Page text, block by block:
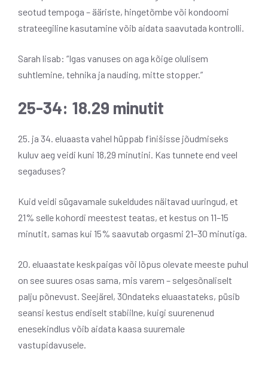
seotud tempoga – ääriste, hingetõmbe või kondoomi
strateegiline kasutamine võib aidata saavutada kontrolli.
Sarah lisab: “Igas vanuses on aga kõige olulisem
suhtlemine, tehnika ja nauding, mitte stopper.”
25-34: 18.29 minutit
25. ja 34. eluaasta vahel hüppab finišisse jõudmiseks
kuluv aeg veidi kuni 18,29 minutini. Kas tunnete end veel
segaduses?
Kuid veidi sügavamale sukeldudes näitavad uuringud, et
21% selle kohordi meestest teatas, et kestus on 11–15
minutit, samas kui 15% saavutab orgasmi 21–30 minutiga.
20. eluaastate keskpaigas või lõpus olevate meeste puhul
on see suures osas sama, mis varem – selgesõnaliselt
palju põnevust. Seejärel, 30ndateks eluaastateks, püsib
seansi kestus endiselt stabiilne, kuigi suurenenud
enesekindlus võib aidata kaasa suuremale
vastupidavusele.